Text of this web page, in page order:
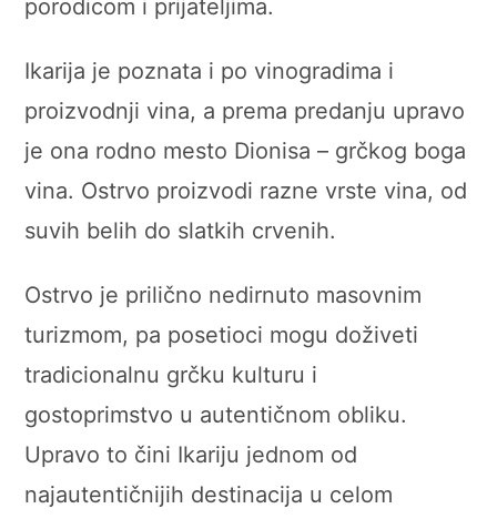
porodicom i prijateljima.
Ikarija je poznata i po vinogradima i
proizvodnji vina, a prema predanju upravo
je ona rodno mesto Dionisa – grčkog boga
vina. Ostrvo proizvodi razne vrste vina, od
suvih belih do slatkih crvenih.
Ostrvo je prilično nedirnuto masovnim
turizmom, pa posetioci mogu doživeti
tradicionalnu grčku kulturu i
gostoprimstvo u autentičnom obliku.
Upravo to čini Ikariju jednom od
najautentičnijih destinacija u celom